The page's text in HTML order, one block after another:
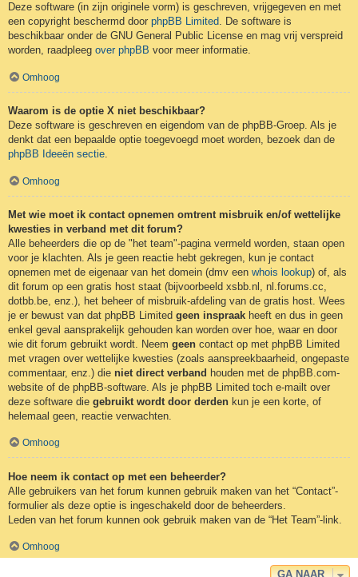
Deze software (in zijn originele vorm) is geschreven, vrijgegeven en met
een copyright beschermd door phpBB Limited. De software is
beschikbaar onder de GNU General Public License en mag vrij verspreid
worden, raadpleeg over phpBB voor meer informatie.
Omhoog
Waarom is de optie X niet beschikbaar?
Deze software is geschreven en eigendom van de phpBB-Groep. Als je
denkt dat een bepaalde optie toegevoegd moet worden, bezoek dan de
phpBB Ideeën sectie.
Omhoog
Met wie moet ik contact opnemen omtrent misbruik en/of wettelijke
kwesties in verband met dit forum?
Alle beheerders die op de "het team"-pagina vermeld worden, staan open
voor je klachten. Als je geen reactie hebt gekregen, kun je contact
opnemen met de eigenaar van het domein (dmv een whois lookup) of, als
dit forum op een gratis host staat (bijvoorbeeld xsbb.nl, nl.forums.cc,
dotbb.be, enz.), het beheer of misbruik-afdeling van de gratis host. Wees
je er bewust van dat phpBB Limited geen inspraak heeft en dus in geen
enkel geval aansprakelijk gehouden kan worden over hoe, waar en door
wie dit forum gebruikt wordt. Neem geen contact op met phpBB Limited
met vragen over wettelijke kwesties (zoals aanspreekbaarheid, ongepaste
commentaar, enz.) die niet direct verband houden met de phpBB.com-
website of de phpBB-software. Als je phpBB Limited toch e-mailt over
deze software die gebruikt wordt door derden kun je een korte, of
helemaal geen, reactie verwachten.
Omhoog
Hoe neem ik contact op met een beheerder?
Alle gebruikers van het forum kunnen gebruik maken van het “Contact”-
formulier als deze optie is ingeschakeld door de beheerders.
Leden van het forum kunnen ook gebruik maken van de “Het Team”-link.
Omhoog
GA NAAR